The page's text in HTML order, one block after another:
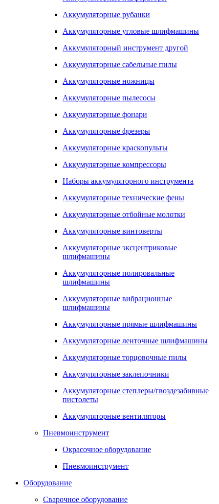
Аккумуляторные рубанки
Аккумуляторные угловые шлифмашины
Аккумуляторный инструмент другой
Аккумуляторные сабельные пилы
Аккумуляторные ножницы
Аккумуляторные пылесосы
Аккумуляторные фонари
Аккумуляторные фрезеры
Аккумуляторные краскопульты
Аккумуляторные компрессоры
Наборы аккумуляторного инструмента
Аккумуляторные технические фены
Аккумуляторные отбойные молотки
Аккумуляторные винтоверты
Аккумуляторные эксцентриковые
шлифмашины
Аккумуляторные полировальные
шлифмашины
Аккумуляторные вибрационные
шлифмашины
Аккумуляторные прямые шлифмашины
Аккумуляторные ленточные шлифмашины
Аккумуляторные торцовочные пилы
Аккумуляторные заклепочники
Аккумуляторные степлеры/гвоздезабивные
пистолеты
Аккумуляторные вентиляторы
Пневмоинструмент
Окрасочное оборудование
Пневмоинструмент
Оборудование
Сварочное оборудование